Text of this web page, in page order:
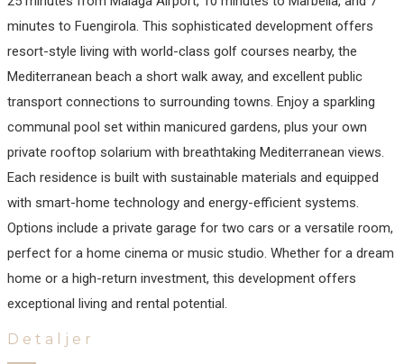
minutes to Fuengirola. This sophisticated development offers
resort-style living with world-class golf courses nearby, the
Mediterranean beach a short walk away, and excellent public
transport connections to surrounding towns. Enjoy a sparkling
communal pool set within manicured gardens, plus your own
private rooftop solarium with breathtaking Mediterranean views.
Each residence is built with sustainable materials and equipped
with smart-home technology and energy-efficient systems.
Options include a private garage for two ‌cars ‌or ‌a ‌versatile ‌room,
perfect ‌for ‌a home ‌cinema or music ‌studio. Whether ‌for ‌a dream
‌home ‌or ‌a high-return ‌investment, this development ‌offers
‌exceptional ‌living ‌and ‌rental ‌potential.
Detaljer